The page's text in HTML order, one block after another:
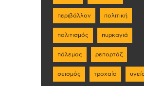
περιβάλλον πολιτική
πολιτισμός πυρκαγιά
πόλεμος ρεπορτάζ
σεισμός τροχαίο